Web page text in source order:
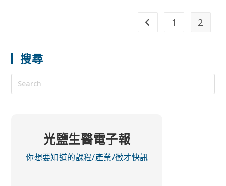
1 2
搜尋
光鹽生醫電子報
你想要知道的課程/產業/徵才快訊